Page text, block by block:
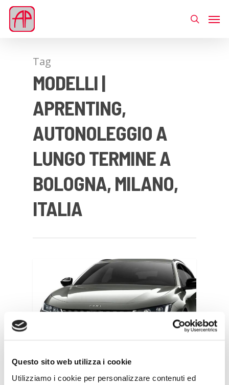
Questo sito web utilizza i cookie
Utilizziamo i cookie per personalizzare contenuti ed
Tag
MODELLI |
APRENTING,
AUTONOLEGGIO A
LUNGO TERMINE A
BOLOGNA, MILANO,
ITALIA